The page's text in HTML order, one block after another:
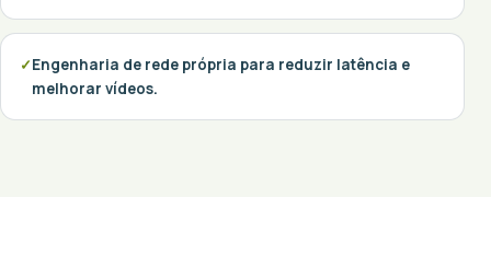
Engenharia de rede própria para reduzir latência e
melhorar vídeos.